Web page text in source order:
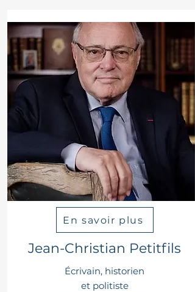
En savoir plus
Jean-Christian Petitfils
Écrivain, historien
et politiste